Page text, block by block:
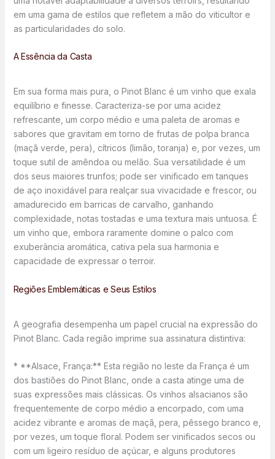
em uma gama de estilos que refletem a mão do viticultor e
as particularidades do solo.
A Essência da Casta
Em sua forma mais pura, o Pinot Blanc é um vinho que exala
equilíbrio e finesse. Caracteriza-se por uma acidez
refrescante, um corpo médio e uma paleta de aromas e
sabores que gravitam em torno de frutas de polpa branca
(maçã verde, pera), cítricos (limão, toranja) e, por vezes, um
toque sutil de amêndoa ou melão. Sua versatilidade é um
dos seus maiores trunfos; pode ser vinificado em tanques
de aço inoxidável para realçar sua vivacidade e frescor, ou
amadurecido em barricas de carvalho, ganhando
complexidade, notas tostadas e uma textura mais untuosa. É
um vinho que, embora raramente domine o palco com
exuberância aromática, cativa pela sua harmonia e
capacidade de expressar o terroir.
Regiões Emblemáticas e Seus Estilos
A geografia desempenha um papel crucial na expressão do
Pinot Blanc. Cada região imprime sua assinatura distintiva:
* **Alsace, França:** Esta região no leste da França é um
dos bastiões do Pinot Blanc, onde a casta atinge uma de
suas expressões mais clássicas. Os vinhos alsacianos são
frequentemente de corpo médio a encorpado, com uma
acidez vibrante e aromas de maçã, pera, pêssego branco e,
por vezes, um toque floral. Podem ser vinificados secos ou
com um ligeiro resíduo de açúcar, e alguns produtores